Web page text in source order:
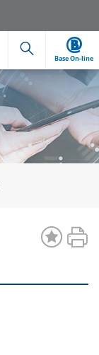
Cerca
Base On-line